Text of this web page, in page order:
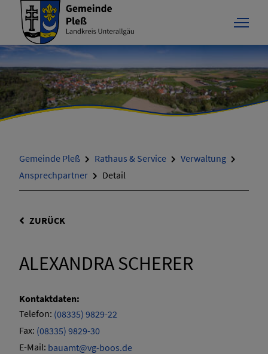
Gemeinde Pleß Rathaus & Service
Verwaltung
Ansprechpartner
Detail
ZURÜCK
ALEXANDRA SCHERER
Kontaktdaten:
Telefon: (08335) 9829-22
Fax: (08335) 9829-30
E-Mail: bauamt@vg-boos.de